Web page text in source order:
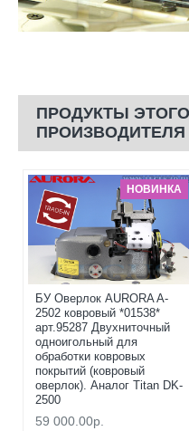
ПРОДУКТЫ
ПРОИЗВОДИТЕЛЯ
НОВИНКА
БУ Оверлок AURORA A-
2502 ковровый *01538*
арт.95287 Двухниточный
одноигольный для
обработки ковровых
покрытий (ковровый
оверлок). Аналог Titan DK-
2500
59 000.00р.